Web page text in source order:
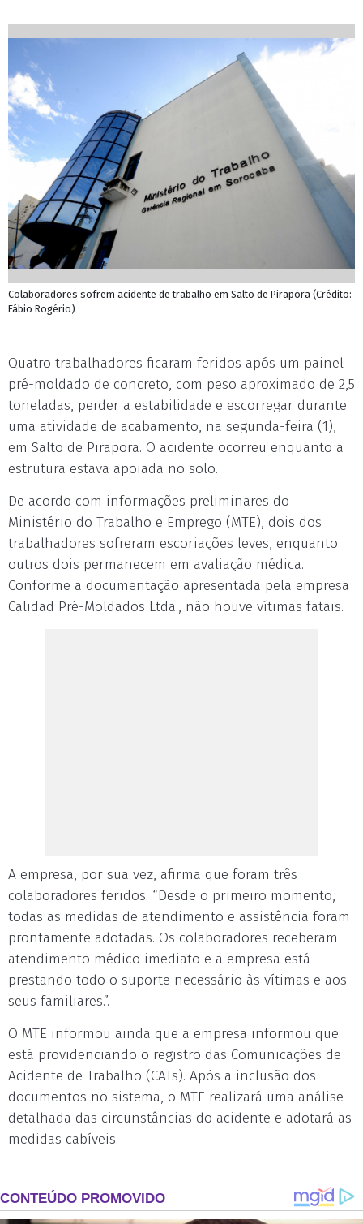
Colaboradores sofrem acidente de trabalho em Salto de Pirapora (Crédito:
Fábio Rogério)
Quatro trabalhadores ficaram feridos após um painel
pré-moldado de concreto, com peso aproximado de 2,5
toneladas, perder a estabilidade e escorregar durante
uma atividade de acabamento, na segunda-feira (1),
em Salto de Pirapora. O acidente ocorreu enquanto a
estrutura estava apoiada no solo.
De acordo com informações preliminares do
Ministério do Trabalho e Emprego (MTE), dois dos
trabalhadores sofreram escoriações leves, enquanto
outros dois permanecem em avaliação médica.
Conforme a documentação apresentada pela empresa
Calidad Pré-Moldados Ltda., não houve vítimas fatais.
A empresa, por sua vez, afirma que foram três
colaboradores feridos. “Desde o primeiro momento,
todas as medidas de atendimento e assistência foram
prontamente adotadas. Os colaboradores receberam
atendimento médico imediato e a empresa está
prestando todo o suporte necessário às vítimas e aos
seus familiares.”.
O MTE informou ainda que a empresa informou que
está providenciando o registro das Comunicações de
Acidente de Trabalho (CATs). Após a inclusão dos
documentos no sistema, o MTE realizará uma análise
detalhada das circunstâncias do acidente e adotará as
medidas cabíveis.